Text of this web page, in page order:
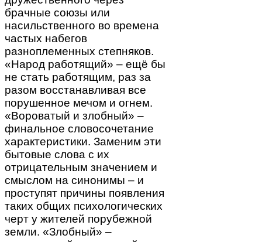
брачные союзы или
насильственного во времена
частых набегов
разноплеменных степняков.
«Народ работящий» – ещё бы
не стать работящим, раз за
разом восстанавливая все
порушенное мечом и огнем.
«Вороватый и злобный» –
финальное словосочетание
характеристики. Заменим эти
бытовые слова с их
отрицательным значением и
смыслом на синонимы – и
проступят причины появления
таких общих психологических
черт у жителей порубежной
земли. «Злобный» –